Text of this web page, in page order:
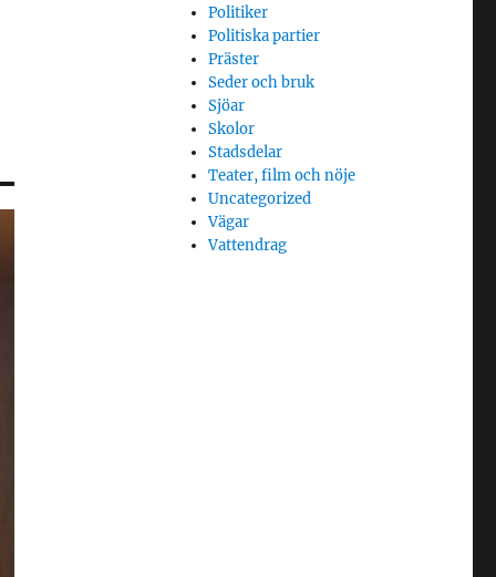
Politiker
Politiska partier
Präster
Seder och bruk
Sjöar
Skolor
Stadsdelar
Teater, film och nöje
Uncategorized
Vägar
Vattendrag